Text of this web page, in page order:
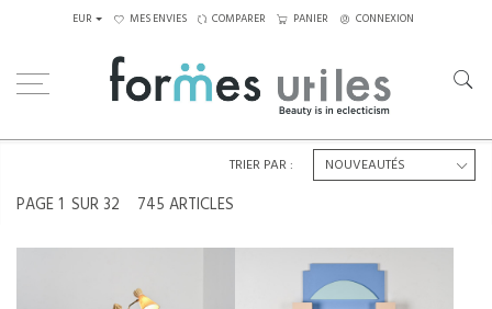
EUR MES ENVIES COMPARER PANIER CONNEXION
PAGE1 SUR 32 745 ARTICLES
TRIER PAR :